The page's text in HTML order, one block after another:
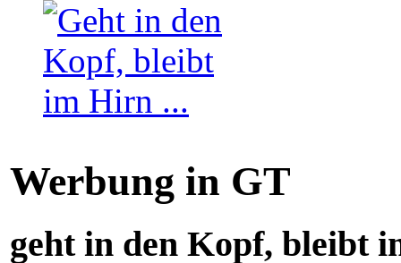
Werbung in GT
geht in den Kopf, bleibt